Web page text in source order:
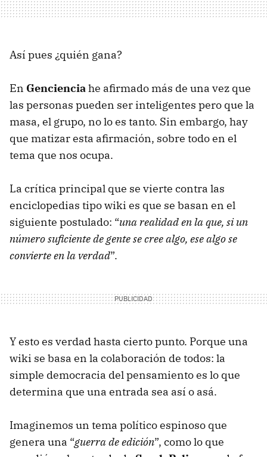
Así pues ¿quién gana?
En Gencienciahe afirmado más de una vez que
las personas pueden ser inteligentes pero que la
masa, el grupo, no lo es tanto. Sin embargo, hay
que matizar esta afirmación, sobre todo en el
tema que nos ocupa.
La crítica principal que se vierte contra las
enciclopedias tipo wiki es que se basan en el
siguiente postulado: “una realidad en la que, si un
número suficiente de gente se cree algo, ese algo se
convierte en la verdad”.
Y esto es verdad hasta cierto punto. Porque una
wiki se basa en la colaboración de todos: la
simple democracia del pensamiento es lo que
determina que una entrada sea así o asá.
Imaginemos un tema político espinoso que
genera una “guerra de edición”, como lo que